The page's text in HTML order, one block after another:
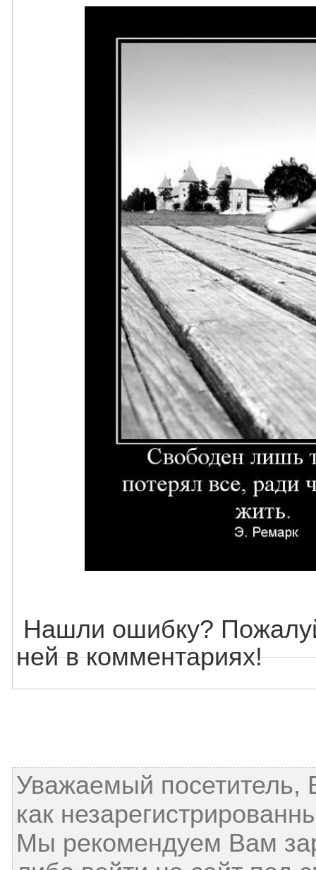
Нашли ошибку?
ней в комментариях!
Уважаемый посетитель,
как
Мы рекомендуем Вам